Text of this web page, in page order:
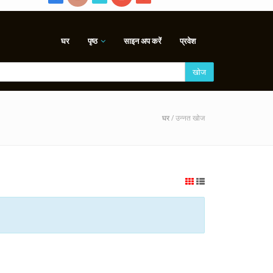
घर पृष्ठ साइन अप करें प्रवेश
खोज
घर/ उन्नत खोज